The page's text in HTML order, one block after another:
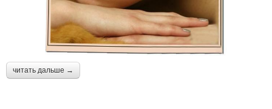
читать дальше →